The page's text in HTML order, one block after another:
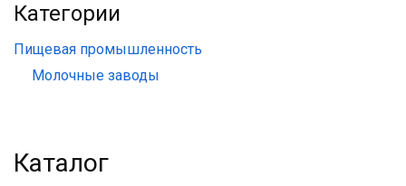
Категории
Пищевая промышленность
Молочные заводы
Каталог